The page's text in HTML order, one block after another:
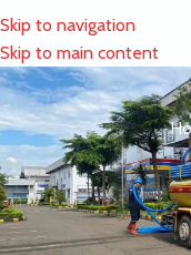
Skip to navigation
Skip to main content
MENU
Layanan
Wilayah